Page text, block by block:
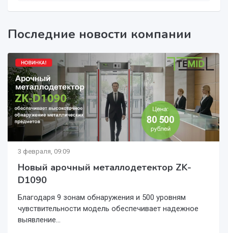
Последние новости компании
3 февраля, 09:09
Новый арочный металлодетектор ZK-
D1090
Благодаря 9 зонам обнаружения и 500 уровням
чувствительности модель обеспечивает надежное
выявление...